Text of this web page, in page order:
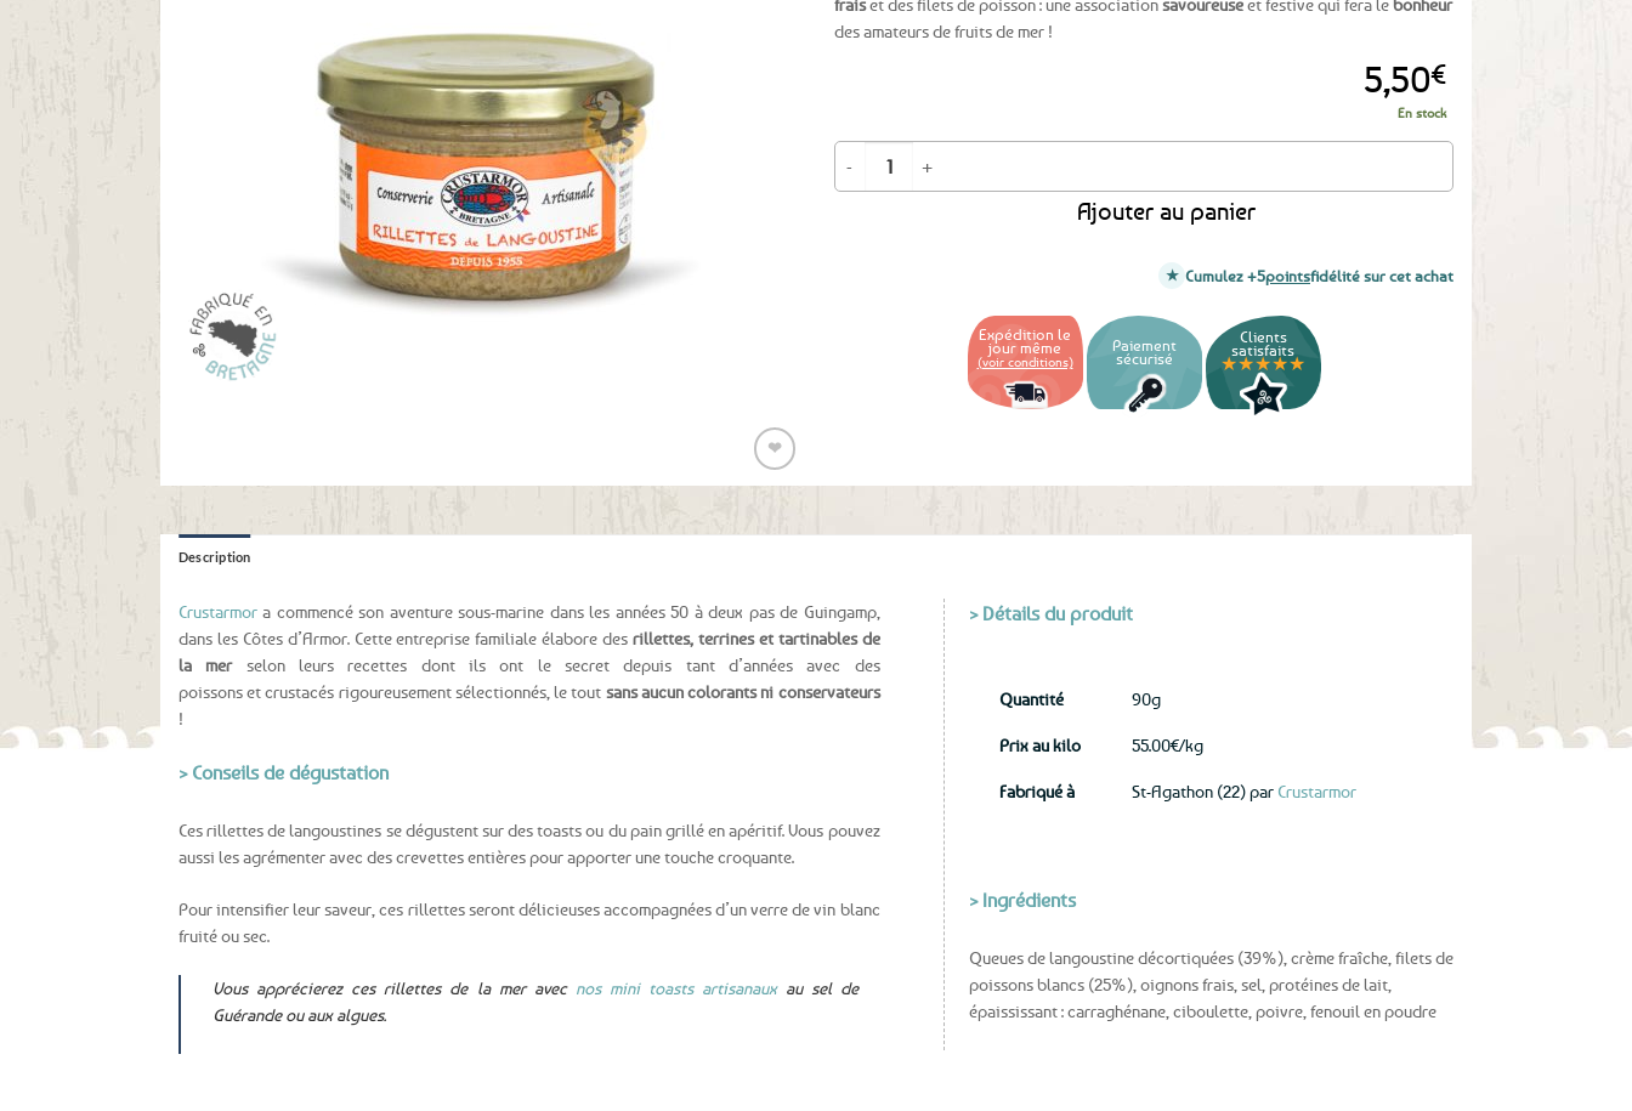
❤
Ajouter
fraiset des filets de poisson : une associationsavoureuseet festive qui fera lebonheur
des amateurs de fruits de mer !
5,50€
En stock
quantité de Rillettes artisanales de langoustines - 90g
Ajouter au panier
Cumulez +5pointsfidélité sur cet achat
Expédition le
jour même
(voir conditions)
Paiement
sécurisé
Clients
satisfaits
★★★★★
Description
Crustarmor a commencé son aventure sous-marine dans les années 50 à deux pas de Guingamp,
dans les Côtes d’Armor. Cette entreprise familiale élabore des rillettes, terrines et tartinables de
la merselon leurs recettes dont ils ont le secret depuis tant d’années avec des
poissons et crustacés rigoureusement sélectionnés, le tout sans aucun colorants ni conservateurs
!
> Conseils de dégustation
Ces rillettes de langoustines se dégustent sur des toasts ou du pain grillé en apéritif. Vous pouvez
aussi les agrémenter avec des crevettes entières pour apporter une touche croquante.
Pour intensifier leur saveur, ces rillettes seront délicieuses accompagnées d’un verre de vin blanc
fruité ou sec.
Vous apprécierez ces rillettes de la mer avec nos mini toasts artisanauxau sel de
Guérande ou aux algues.
> Détails du produit
Quantité 90g
Prix au kilo 55.00€/kg
Fabriqué à St-Agathon (22) par Crustarmor
> Ingrédients
Queues de langoustine décortiquées (39%), crème fraîche, filets de
poissons blancs (25%), oignons frais, sel, protéines de lait,
épaississant : carraghénane, ciboulette, poivre, fenouil en poudre